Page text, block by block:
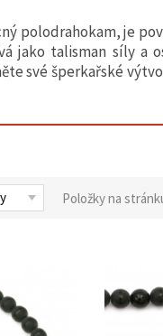
polodrahokam, je
jako talisman síly a
své šperkařské
Položky na